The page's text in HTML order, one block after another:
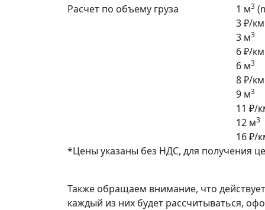
Расчет по объему груза
1 м3
3 ₽/км
3 м3
6 ₽/км
6 м3
8 ₽/км
9 м3
11 ₽/
12 м3
16 ₽/
*Цены указаны без НДС, для получения
Также обращаем внимание, что
каждый из них будет рассчитываться,